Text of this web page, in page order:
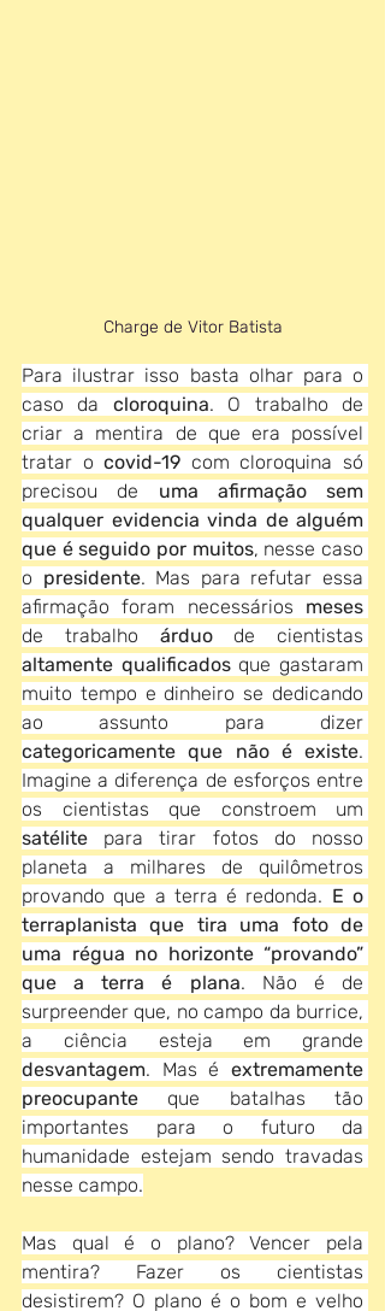
Charge de Vitor Batista
Para ilustrar isso basta olhar para o
caso da cloroquina. O trabalho de
criar a mentira de que era possível
tratar o covid-19 com cloroquina só
precisou de uma afirmação sem
qualquer evidencia vinda de alguém
que é seguido por muitos, nesse caso
o presidente. Mas para refutar essa
afirmação foram necessários
de trabalho árduo
altamente qualificados que gastaram
muito tempo e dinheiro se dedicando
categoricamente que não é existe.
Imagine a diferença de esforços entre
satélite para tirar fotos do nosso
planeta a milhares de quilômetros
provando que a terra é redonda. E o
terraplanista que tira uma foto de
uma régua no horizonte “provando”
que a terra é plana. Não é de
surpreender que, no campo da burrice,
desvantagem. Mas é extremamente
preocupante que batalhas tão
importantes para o futuro da
humanidade estejam sendo travadas
nesse campo.
Mas qual é o plano? Vencer pela
mentira? Fazer os cientistas